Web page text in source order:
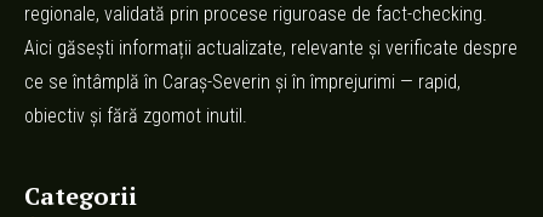
regionale, validată prin procese riguroase de fact-checking.
Aici găsești informații actualizate, relevante și verificate despre
ce se întâmplă în Caraș-Severin și în împrejurimi — rapid,
obiectiv și fără zgomot inutil.
Categorii